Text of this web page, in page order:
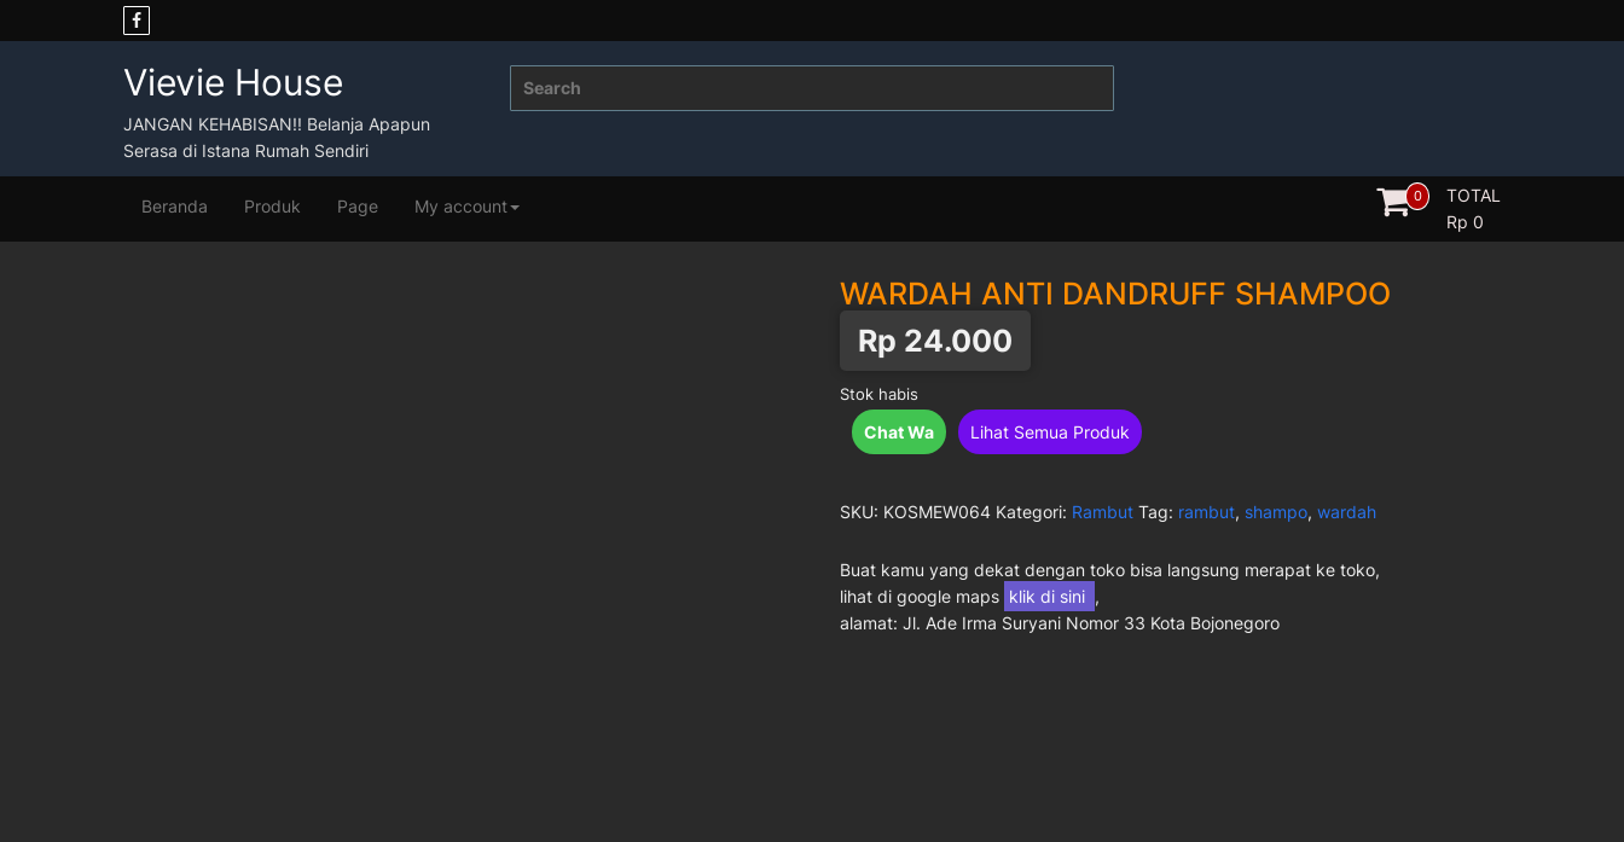
to
Vievie House
JANGAN KEHABISAN!! Belanja Apapun
Serasa di Istana Rumah Sendiri
0
TOTAL
Rp 0
Beranda Produk Page My account
WARDAH ANTI DANDRUFF SHAMPOO
Rp 24.000
Stok habis
Chat Wa Lihat Semua Produk
SKU: KOSMEW064 Kategori: Rambut Tag: rambut, shampo, wardah
Buat kamu yang dekat dengan toko bisa langsung merapat ke toko,
lihat di google maps klik di sini ,
alamat: Jl. Ade Irma Suryani Nomor 33 Kota Bojonegoro